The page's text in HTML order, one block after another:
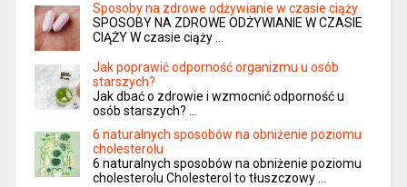
Sposoby na zdrowe odżywianie w czasie ciąży
SPOSOBY NA ZDROWE ODŻYWIANIE W CZASIE
CIĄŻY W czasie ciąży …
Jak poprawić odporność organizmu u osób
starszych?
Jak dbać o zdrowie i wzmocnić odporność u
osób starszych? …
6 naturalnych sposobów na obniżenie poziomu
cholesterolu
6 naturalnych sposobów na obniżenie poziomu
cholesterolu Cholesterol to tłuszczowy …